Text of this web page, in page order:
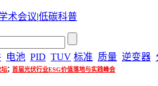
术会议|低碳科普
电池 PID TUV 标准 质量 逆变器
坛; 首届光伏行业ESG价值落地与实践峰会